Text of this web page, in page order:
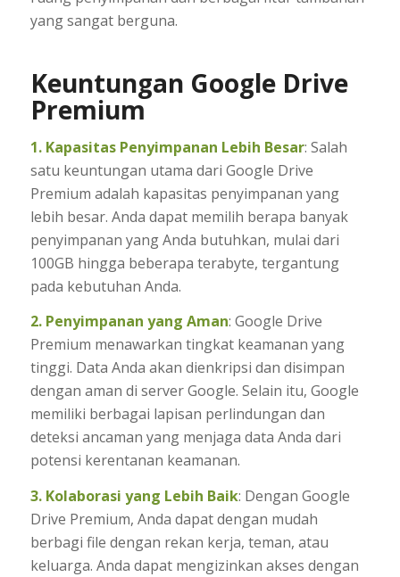
yang sangat berguna.
Keuntungan Google Drive
Premium
1. Kapasitas Penyimpanan Lebih Besar: Salah
satu keuntungan utama dari Google Drive
Premium adalah kapasitas penyimpanan yang
lebih besar. Anda dapat memilih berapa banyak
penyimpanan yang Anda butuhkan, mulai dari
100GB hingga beberapa terabyte, tergantung
pada kebutuhan Anda.
2. Penyimpanan yang Aman: Google Drive
Premium menawarkan tingkat keamanan yang
tinggi. Data Anda akan dienkripsi dan disimpan
dengan aman di server Google. Selain itu, Google
memiliki berbagai lapisan perlindungan dan
deteksi ancaman yang menjaga data Anda dari
potensi kerentanan keamanan.
3. Kolaborasi yang Lebih Baik: Dengan Google
Drive Premium, Anda dapat dengan mudah
berbagi file dengan rekan kerja, teman, atau
keluarga. Anda dapat mengizinkan akses dengan